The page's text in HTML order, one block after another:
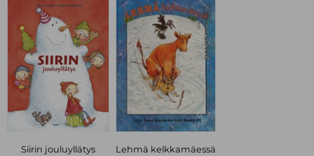
Siirin jouluyllätys Lehmä kelkkamäessä